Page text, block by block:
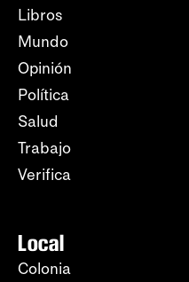
Libros
Mundo
Opinión
Política
Salud
Trabajo
Verifica
Local
Colonia